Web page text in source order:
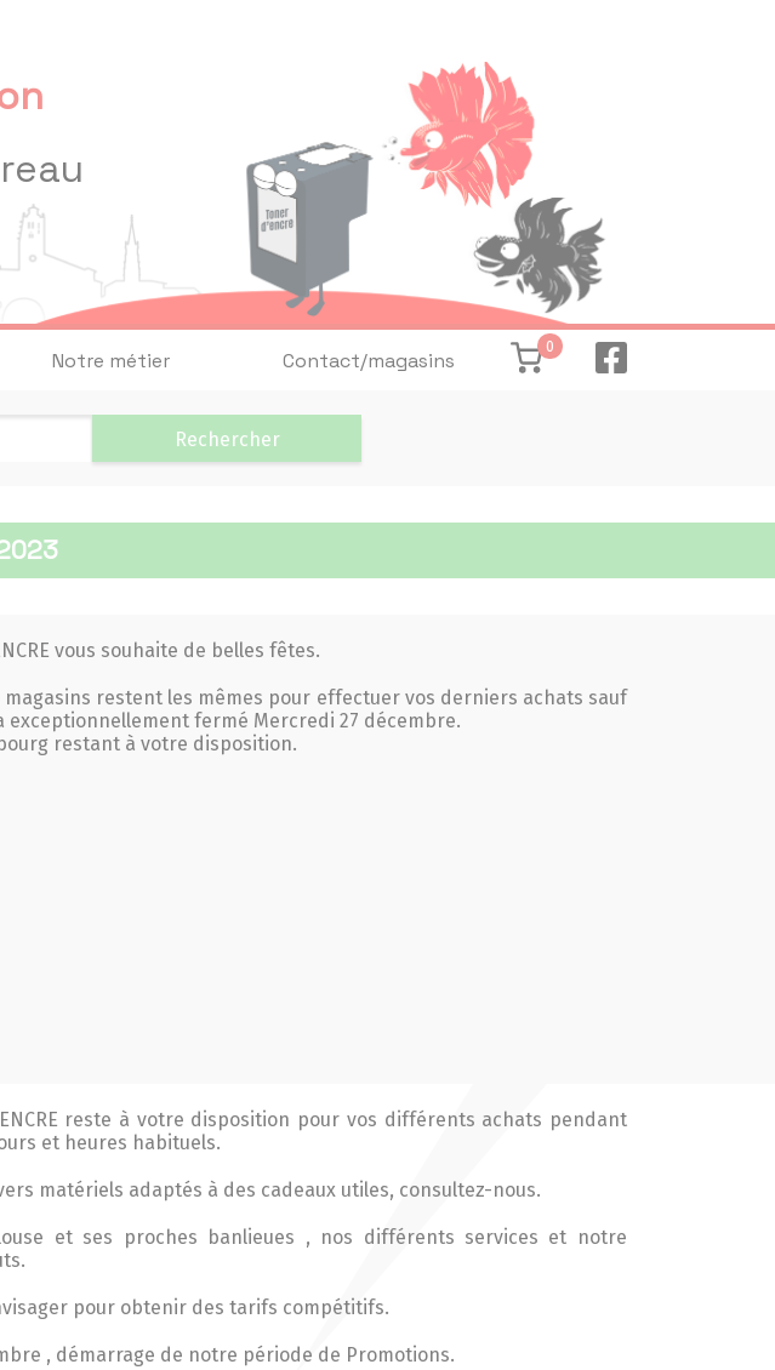
Notre métier Contact/magasins
0
Rechercher
vous souhaite de belles fêtes.
magasins restent les mêmes pour effectuer vos derniers achats sauf
exceptionnellement fermé Mercredi 27 décembre.
restant à votre disposition.
reste à votre disposition pour vos différents achats pendant
et heures habituels.
matériels adaptés à des cadeaux utiles, consultez-nous.
et ses proches banlieues , nos différents services et notre
pour obtenir des tarifs compétitifs.
, démarrage de notre période de Promotions.